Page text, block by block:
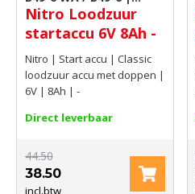
Motor accu
Nitro Loodzuur
startaccu 6V 8Ah -
Nitro | Start accu | Classic
loodzuur accu met doppen |
6V | 8Ah | -
Direct leverbaar
44.50
38.50
incl.btw